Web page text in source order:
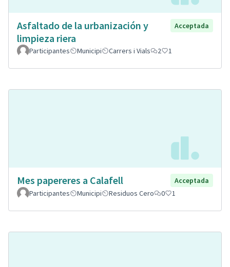
Asfaltado de la urbanización y
limpieza riera
Acceptada
Participantes Municipi Carrers i Vials 2 1
Mes papereres a Calafell
Acceptada
Participantes
Municipi Residuos Cero 0 1